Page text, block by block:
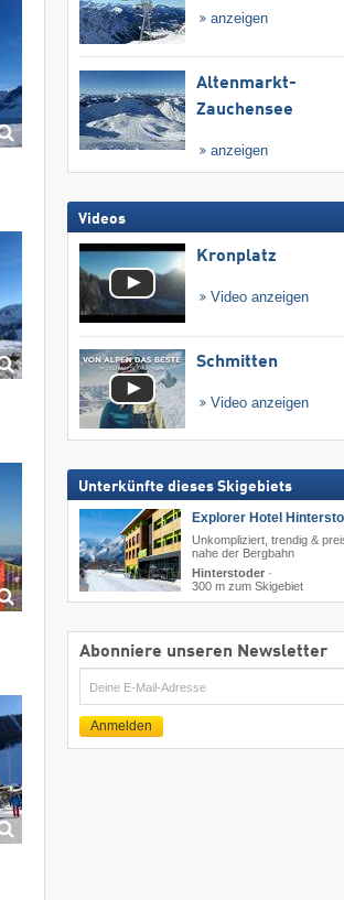
anzeigen
Altenmarkt-
Zauchensee
anzeigen
Videos
Kronplatz
Video anzeigen
Schmitten
Video anzeigen
Unterkünfte dieses Skigebiets
Explorer Hotel
Unkompliziert, trendig &
nahe der Bergbahn
Hinterstoder·
300 m zum Skigebiet
Abonniere unseren Newsletter
E-
Mail
Anmelden